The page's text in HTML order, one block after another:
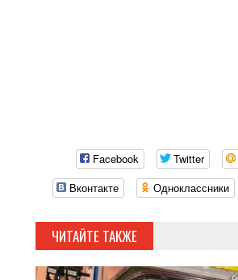
Facebook Twitter
Вконтакте
Одноклассники
ЧИТАЙТЕ ТАКЖЕ